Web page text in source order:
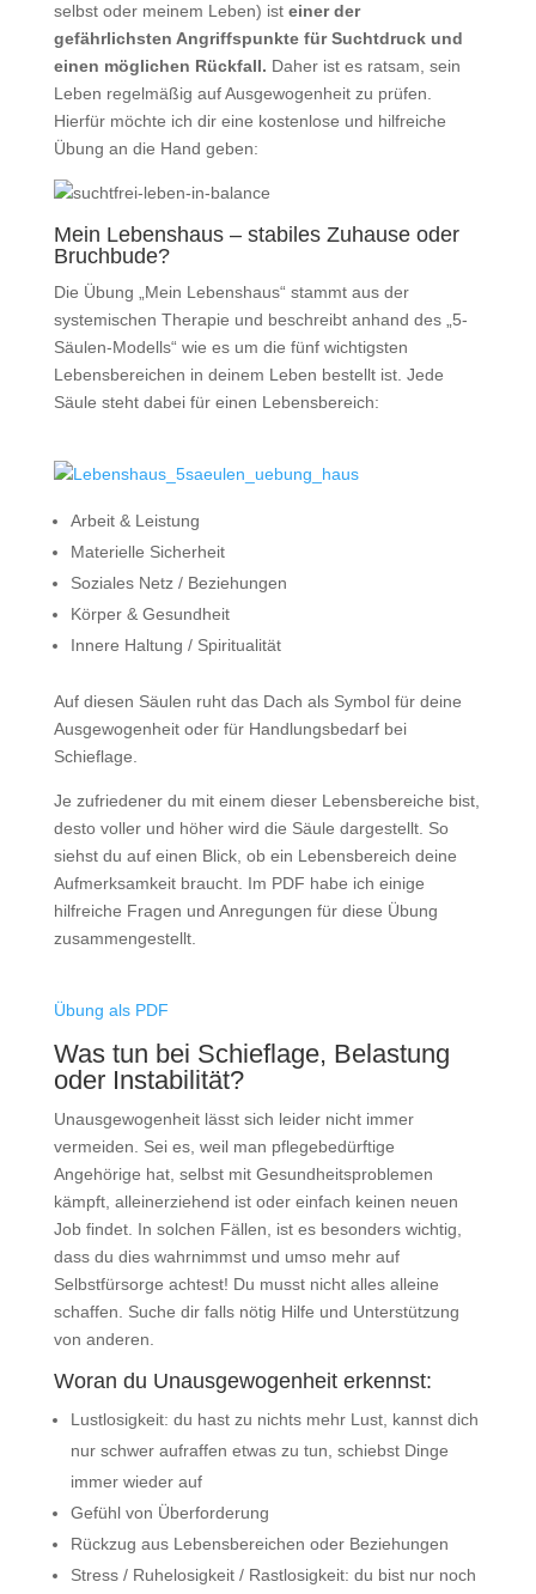
selbst oder meinem Leben) ist einer der
gefährlichsten Angriffspunkte für Suchtdruck und
einen möglichen Rückfall. Daher ist es ratsam, sein
Leben regelmäßig auf Ausgewogenheit zu prüfen.
Hierfür möchte ich dir eine kostenlose und hilfreiche
Übung an die Hand geben:
Mein Lebenshaus – stabiles Zuhause oder
Bruchbude?
Die Übung „Mein Lebenshaus“ stammt aus der
systemischen Therapie und beschreibt anhand des „5-
Säulen-Modells“ wie es um die fünf wichtigsten
Lebensbereichen in deinem Leben bestellt ist. Jede
Säule steht dabei für einen Lebensbereich:
Arbeit & Leistung
Materielle Sicherheit
Soziales Netz / Beziehungen
Körper & Gesundheit
Innere Haltung / Spiritualität
Auf diesen Säulen ruht das Dach als Symbol für deine
Ausgewogenheit oder für Handlungsbedarf bei
Schieflage.
Je zufriedener du mit einem dieser Lebensbereiche bist,
desto voller und höher wird die Säule dargestellt. So
siehst du auf einen Blick, ob ein Lebensbereich deine
Aufmerksamkeit braucht. Im PDF habe ich einige
hilfreiche Fragen und Anregungen für diese Übung
zusammengestellt.
Übung als PDF
Was tun bei Schieflage, Belastung
oder Instabilität?
Unausgewogenheit lässt sich leider nicht immer
vermeiden. Sei es, weil man pflegebedürftige
Angehörige hat, selbst mit Gesundheitsproblemen
kämpft, alleinerziehend ist oder einfach keinen neuen
Job findet. In solchen Fällen, ist es besonders wichtig,
dass du dies wahrnimmst und umso mehr auf
Selbstfürsorge achtest! Du musst nicht alles alleine
schaffen. Suche dir falls nötig Hilfe und Unterstützung
von anderen.
Woran du Unausgewogenheit erkennst:
Lustlosigkeit: du hast zu nichts mehr Lust, kannst dich
nur schwer aufraffen etwas zu tun, schiebst Dinge
immer wieder auf
Gefühl von Überforderung
Rückzug aus Lebensbereichen oder Beziehungen
Stress / Ruhelosigkeit / Rastlosigkeit: du bist nur noch